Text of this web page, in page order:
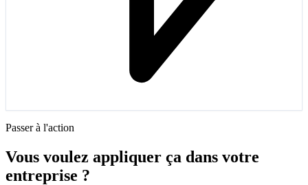
Passer à l'action
Vous voulez appliquer ça dans votre
entreprise ?